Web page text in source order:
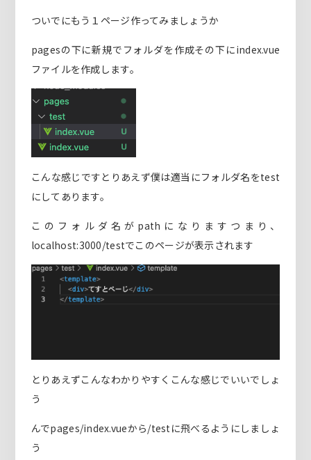
ついでにもう１ページ作ってみましょうか
pagesの下に新規でフォルダを作成その下にindex.vue
ファイルを作成します。
こんな感じですとりあえず僕は適当にフォルダ名をtest
にしてあります。
このフォルダ名がpathになりますつまり、
localhost:3000/testでこのページが表示されます
とりあえずこんなわかりやすくこんな感じでいいでしょ
う
んでpages/index.vueから/testに飛べるようにしましょ
う